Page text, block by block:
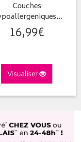
Couches
16,99€
Visualiser